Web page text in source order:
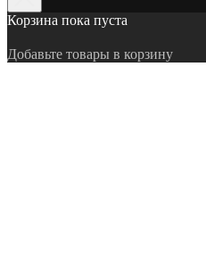
Корзина пока пуста
Добавьте товары в корзину